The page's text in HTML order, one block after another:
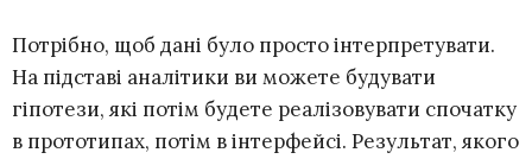
Потрібно, щоб дані було просто інтерпретувати.
На підставі аналітики ви можете будувати
гіпотези, які потім будете реалізовувати спочатку
в прототипах, потім в інтерфейсі. Результат, якого